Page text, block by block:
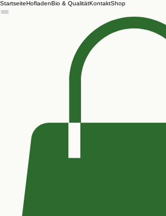
StartseiteHofladenBio & QualitätKontaktShop